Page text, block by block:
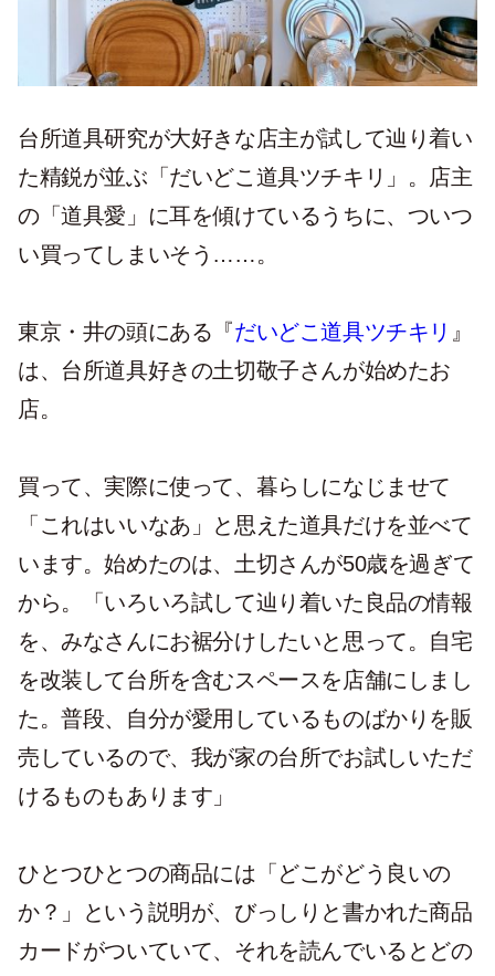
台所道具研究が大好きな店主が試して辿り着い
た精鋭が並ぶ「だいどこ道具ツチキリ」。店主
の「道具愛」に耳を傾けているうちに、ついつ
い買ってしまいそう……。
東京・井の頭にある『だいどこ道具ツチキリ 』
は、台所道具好きの土切敬子さんが始めたお
店。
買って、実際に使って、暮らしになじませて
「これはいいなあ」と思えた道具だけを並べて
います。始めたのは、土切さんが50歳を過ぎて
から。「いろいろ試して辿り着いた良品の情報
を、みなさんにお裾分けしたいと思って。自宅
を改装して台所を含むスペースを店舗にしまし
た。普段、自分が愛用しているものばかりを販
売しているので、我が家の台所でお試しいただ
けるものもあります」
ひとつひとつの商品には「どこがどう良いの
か？」という説明が、びっしりと書かれた商品
カードがついていて、それを読んでいるとどの